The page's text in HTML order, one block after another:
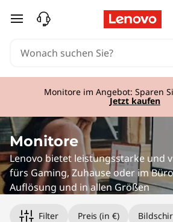
P
e
s
s
i
zum Hauptinhalt springen
Monitore im Angebot: Sparen
Jetzt kaufen
Monitore
Lenovo bietet leistungsstarke und
fürs Gaming, Zuhause oder im
Auflösung und in allen Größen
Filter Preis (in €)